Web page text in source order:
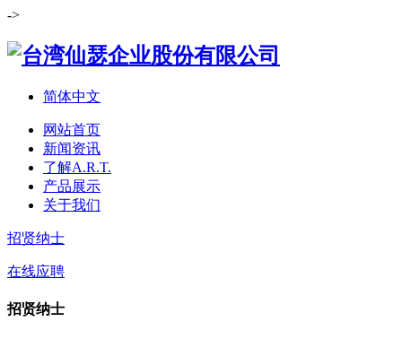
->
简体中文
网站首页
新闻资讯
了解A.R.T.
产品展示
关于我们
招贤纳士
在线应聘
招贤纳士